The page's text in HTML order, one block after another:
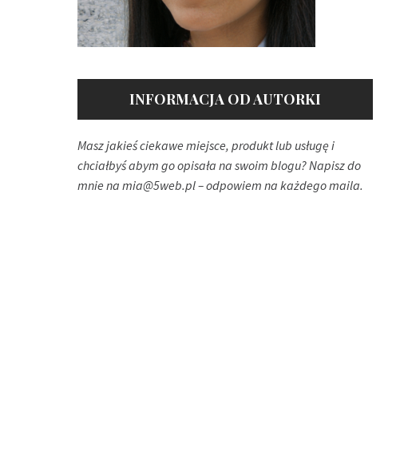
INFORMACJA OD AUTORKI
Masz jakieś ciekawe miejsce, produkt lub usługę i
chciałbyś abym go opisała na swoim blogu? Napisz do
mnie na mia@5web.pl– odpowiem na każdego maila.